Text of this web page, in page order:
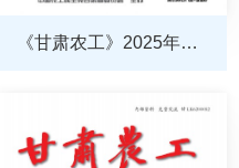
《甘肃农工》2025年第2